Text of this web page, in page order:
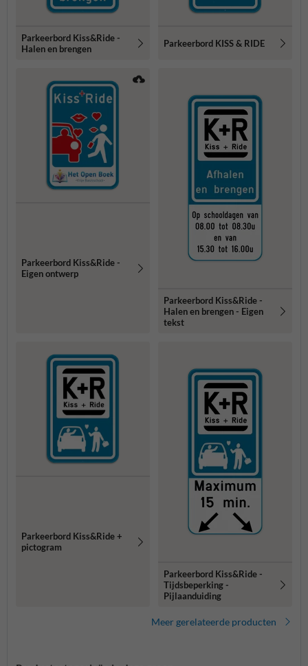
Parkeerbord Kiss&Ride -
Halen en brengen
Parkeerbord KISS & RIDE
Parkeerbord Kiss&Ride -
Eigen ontwerp
Parkeerbord Kiss&Ride -
Halen en brengen - Eigen
tekst
Parkeerbord Kiss&Ride +
pictogram
Parkeerbord Kiss&Ride -
Tijdsbeperking -
Pijlaanduiding
Meer gerelateerde producten